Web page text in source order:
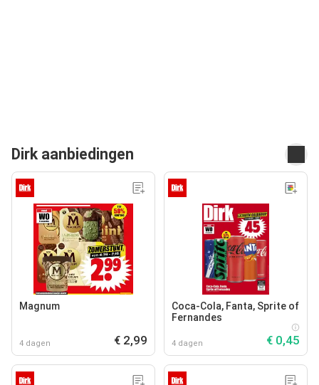
Dirk aanbiedingen
Magnum
4 dagen € 2,99
Coca-Cola, Fanta, Sprite of
Fernandes
4 dagen € 0,45